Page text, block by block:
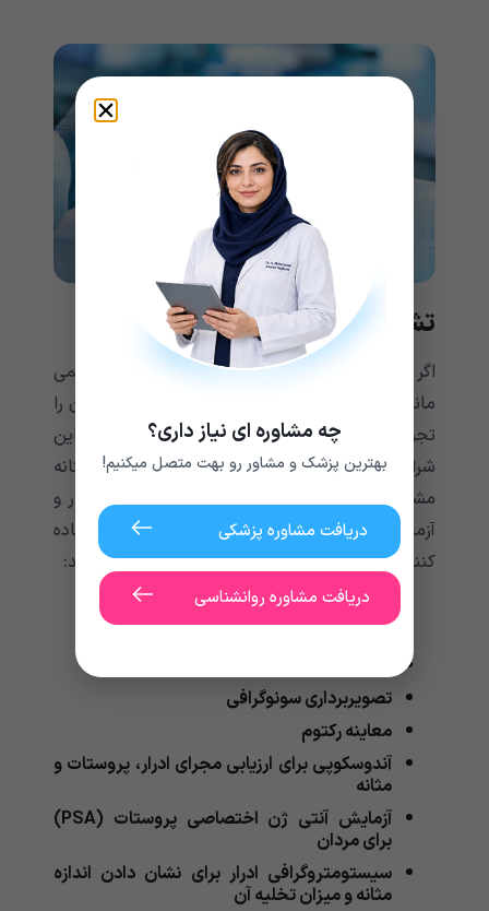
تشخیص مثانه ترابکوله شده
اگر فردی در دفع ادرار مشکل داشته باشد و یا علائمی‌‌‌‌‌‌‌‌‌‌‌‌‌
مانند کاهش جریان ادرار یا تمایل مکرر به ادرار کردن را
تجربه می‌‌‌‌‌‌‌‌‌‌‌‌‌کند، بهتر است به پزشک مراجعه کند. در این
شرایط پزشک معالج ممکن است به ترابکولاسیون مثانه
مشکوک شود و از بررسی علائم، سابقه پزشکی بیمار و
آزمایشات بیشتر برای تشخیص و یا رد بیماری استفاده
کنند. این آزمایشات ممکن است شامل موارد زیر باشد:
معاینه بدنی
آزمایشات ادرار
تصویربرداری سونوگرافی
معاینه رکتوم
آندوسکوپی برای ارزیابی مجرای ادرار، پروستات و
مثانه
آزمایش آنتی ژن اختصاصی پروستات (PSA)
برای مردان
سیستومتروگرافی ادرار برای نشان دادن اندازه
مثانه و میزان تخلیه آن
چه مشاوره ای نیاز داری؟
بهترین پزشک و مشاور رو بهت متصل میکنیم!
دریافت مشاوره پزشکی
دریافت مشاوره روانشناسی